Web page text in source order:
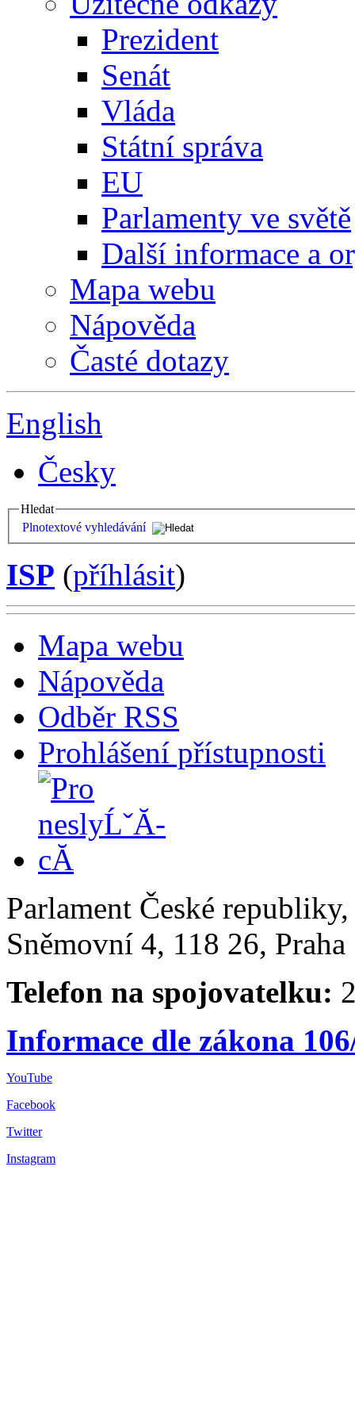
Prezident
Senát
Vláda
Státní správa
EU
Parlamenty ve světě
Další informace a
Mapa webu
Nápověda
Časté dotazy
English
Česky
Hledat
Plnotextové vyhledávání
ISP (příhlásit)
Mapa webu
Nápověda
Odběr RSS
Prohlášení přístupnosti
Parlament České
Sněmovní 4, 118 26,
Telefon na spojovatelku:
Informace dle zákona
YouTube
Facebook
Twitter
Instagram